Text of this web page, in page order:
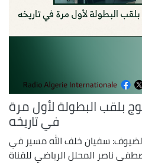
بلقب البطولة لأول مرة
في تاريخه
الضيوف: سفيان خلف الله مسير في
ناصر المحلل الرياضي للقناة